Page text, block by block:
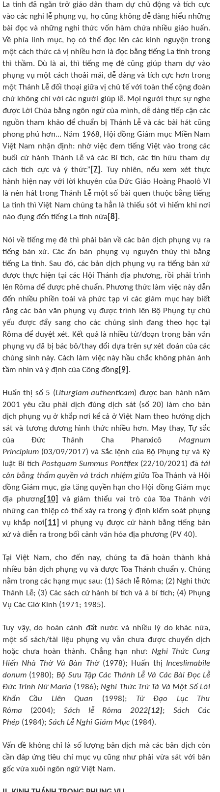
La tinh đã ngăn trở giáo dân tham dự chủ động và tích cực
vào các nghi lễ phụng vụ, họ cũng không dễ dàng hiểu những
bài đọc và những nghi thức vốn hàm chứa nhiều giáo huấn.
Về phía linh mục, họ có thể đọc lên các kinh nguyện trong
một cách thức cá vị nhiều hơn là đọc bằng tiếng La tinh trong
thì thầm. Dù là ai, thì tiếng mẹ đẻ cũng giúp tham dự vào
phụng vụ một cách thoải mái, dễ dàng và tích cực hơn trong
một Thánh Lễ đối thoại giữa vị chủ tế với toàn thể cộng đoàn
chứ không chỉ với các người giúp lễ. Mọi người thực sự nghe
được Lời Chúa bằng ngôn ngữ của mình, dễ dàng tiếp cận các
nguồn tham khảo để chuẩn bị Thánh Lễ và các bài hát cũng
phong phú hơn... Năm 1968, Hội đồng Giám mục Miền Nam
Việt Nam nhận định: nhờ việc đem tiếng Việt vào trong các
buổi cử hành Thánh Lễ và các Bí tích, các tín hữu tham dự
cách tích cực và ý thức” [7] . Tuy nhiên, nếu xem xét thực
hành hiện nay với lời khuyên của Đức Giáo Hoàng Phaolô VI
là nên hát trong Thánh Lễ một số bài quen thuộc bằng tiếng
La tinh thì Việt Nam chúng ta hẳn là thiếu sót vì hiếm khi nơi
nào đụng đến tiếng La tinh nữa [8] .
Nói về tiếng mẹ đẻ thì phải bàn về các bản dịch phụng vụ ra
tiếng bản xứ. Các ấn bản phụng vụ nguyên thủy thì bằng
tiếng La tinh. Sau đó, các bản dịch phụng vụ ra tiếng bản xứ
được thực hiện tại các Hội Thánh địa phương, rồi phải trình
lên Rôma để được phê chuẩn. Phương thức làm việc này dẫn
đến nhiều phiền toái và phức tạp vì các giám mục hay biết
rằng các bản văn phụng vụ được trình lên Bộ Phụng tự chủ
yếu được đẩy sang cho các chủng sinh đang theo học tại
Rôma để duyệt xét. Kết quả là nhiều từ/đoạn trong bản văn
phụng vụ đã bị bác bỏ/thay đổi dựa trên sự xét đoán của các
chủng sinh này. Cách làm việc này hầu chắc không phản ánh
tầm nhìn và ý định của Công đồng [9] .
Huấn thị số 5 (Liturgiam authenticam) được ban hành năm
2001 yêu cầu phải dịch đúng dịch sát (số 20) làm cho bản
dịch phụng vụ ở khắp nơi kể cả ở Việt Nam theo hướng dịch
sát và tương đương hình thức nhiều hơn. May thay, Tự sắc
của Đức Thánh Cha Phanxicô Magnum
Principium (03/09/2017) và Sắc lệnh của Bộ Phụng tự và Kỷ
luật Bí tích Postquam Summus Pontifex(22/10/2021) đã tái
cân bằng thẩm quyền và trách nhiệm giữa Tòa Thánh và Hội
đồng Giám mục, gia tăng quyền hạn cho Hội đồng Giám mục
địa phương[10]
và giảm thiểu vai trò của Tòa Thánh với
những can thiệp có thể xảy ra trong ý định kiểm soát phụng
vụ khắp nơi [11]
vì phụng vụ được cử hành bằng tiếng bản
xứ và diễn ra trong bối cảnh văn hóa địa phương (PV 40).
Tại Việt Nam, cho đến nay, chúng ta đã hoàn thành khá
nhiều bản dịch phụng vụ và được Tòa Thánh chuẩn y. Chúng
nằm trong các hạng mục sau: (1) Sách lễ Rôma; (2) Nghi thức
Thánh Lễ; (3) Các sách cử hành bí tích và á bí tích; (4) Phụng
Vụ Các Giờ Kinh (1971; 1985).
Tuy vậy, do hoàn cảnh đất nước và nhiều lý do khác nữa,
một số sách/tài liệu phụng vụ vẫn chưa được chuyển dịch
hoặc chưa hoàn thành. Chẳng hạn như:Nghi Thức Cung
Hiến Nhà Thờ Và Bàn Thờ(1978); Huấn thị Inceslimabile
donum (1980);Bộ Sưu Tập Các Thánh Lễ Và Các Bài Đọc Lễ
Đức Trinh Nữ Maria (1986);Nghi Thức Trừ Tà Và Một Số Lời
Khẩn Cầu Liên Quan (1998); Tử Đạo Lục Thư
Rôma (2004); Sách lễ Rôma 2022[12];Sách Các
Phép (1984); Sách Lễ Nghi Giám Mục (1984).
Vấn đề không chỉ là số lượng bản dịch mà các bản dịch còn
cần đáp ứng tiêu chí mục vụ cũng như phải vừa sát với bản
gốc vừa xuôi ngôn ngữ Việt Nam.